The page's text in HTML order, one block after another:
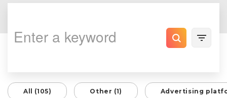
All (105) Other (1) Advertising